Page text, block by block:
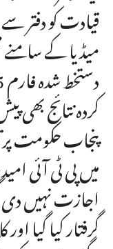
قیادت کو دفتر
میڈیا کے
کردہ نتائج
پنجاب حکومت
میں پی ٹی آئی
اجازت نہیں دی
گرفتار کیا گیا